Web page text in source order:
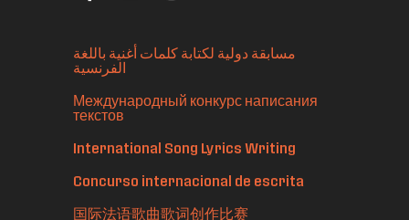
مسابقة دولية لكتابة كلمات أغنية باللغة
الفرنسية
Международный конкурс написания
текстов
International Song Lyrics Writing
Concurso internacional de escrita
国际法语歌曲歌词创作比赛